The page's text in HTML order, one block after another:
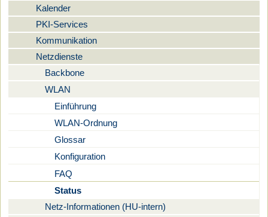
Kalender
PKI-Services
Kommunikation
Netzdienste
Backbone
WLAN
Einführung
WLAN-Ordnung
Glossar
Konfiguration
FAQ
Status
Netz-Informationen (HU-intern)